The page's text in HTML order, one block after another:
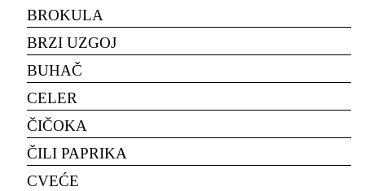
BROKULA
BRZI UZGOJ
BUHAČ
CELER
ČIČOKA
ČILI PAPRIKA
CVEĆE